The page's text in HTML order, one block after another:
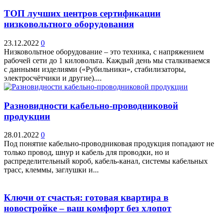
ТОП лучших центров сертификации
низковольтного оборудования
23.12.2022 0
Низковольтное оборудование – это техника, с напряжением
рабочей сети до 1 киловольта. Каждый день мы сталкиваемся
с данными изделиями («Рубильники», стабилизаторы,
электросчётчики и другие)....
Разновидности кабельно-проводниковой
продукции
28.01.2022 0
Под понятие кабельно-проводниковая продукция попадают не
только провод, шнур и кабель для проводки, но и
распределительный короб, кабель-канал, системы кабельных
трасс, клеммы, заглушки и...
Ключи от счастья: готовая квартира в
новостройке – ваш комфорт без хлопот